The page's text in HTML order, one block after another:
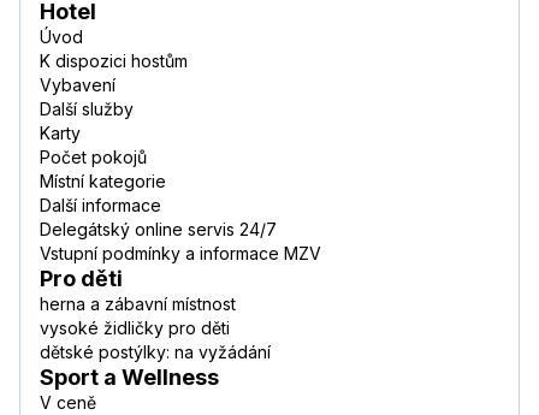
Hotel
Úvod
K dispozici hostům
Vybavení
Další služby
Karty
Počet pokojů
Místní kategorie
Další informace
Delegátský online servis 24/7
Vstupní podmínky a informace MZV
Pro děti
herna a zábavní místnost
vysoké židličky pro děti
dětské postýlky: na vyžádání
Sport a Wellness
V ceně